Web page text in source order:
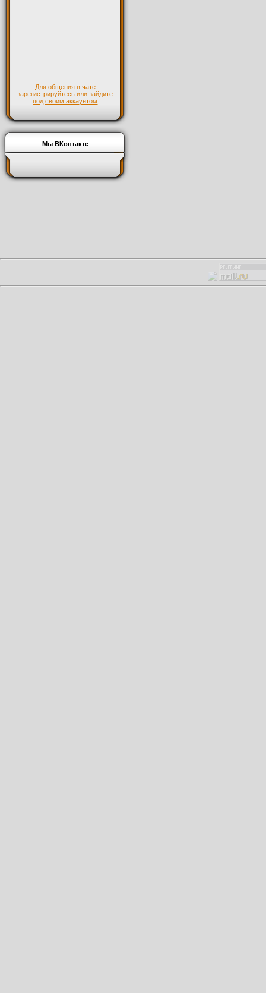
Для общения в чате
зарегистрируйтесь или зайдите
под своим аккаунтом
Мы ВКонтакте